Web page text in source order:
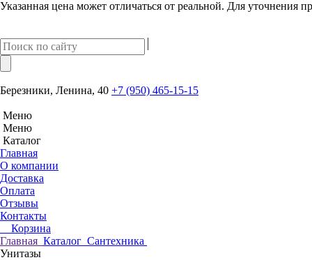
Указанная цена может отличаться от реальной. Для уточнения
Березники, Ленина, 40 +7 (950) 465-15-15
Меню
Меню
Каталог
Главная
О компании
Доставка
Оплата
Отзывы
Контакты
Корзина
Главная Каталог Сантехника
Унитазы